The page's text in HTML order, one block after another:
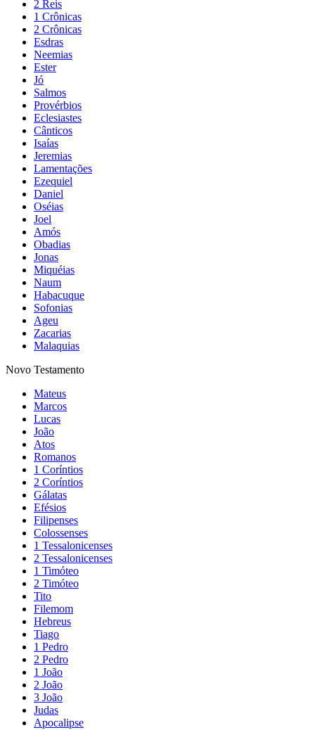
2 Reis
1 Crônicas
2 Crônicas
Esdras
Neemias
Ester
Jó
Salmos
Provérbios
Eclesiastes
Cânticos
Isaías
Jeremias
Lamentações
Ezequiel
Daniel
Oséias
Joel
Amós
Obadias
Jonas
Miquéias
Naum
Habacuque
Sofonias
Ageu
Zacarias
Malaquias
Novo Testamento
Mateus
Marcos
Lucas
João
Atos
Romanos
1 Coríntios
2 Coríntios
Gálatas
Efésios
Filipenses
Colossenses
1 Tessalonicenses
2 Tessalonicenses
1 Timóteo
2 Timóteo
Tito
Filemom
Hebreus
Tiago
1 Pedro
2 Pedro
1 João
2 João
3 João
Judas
Apocalipse